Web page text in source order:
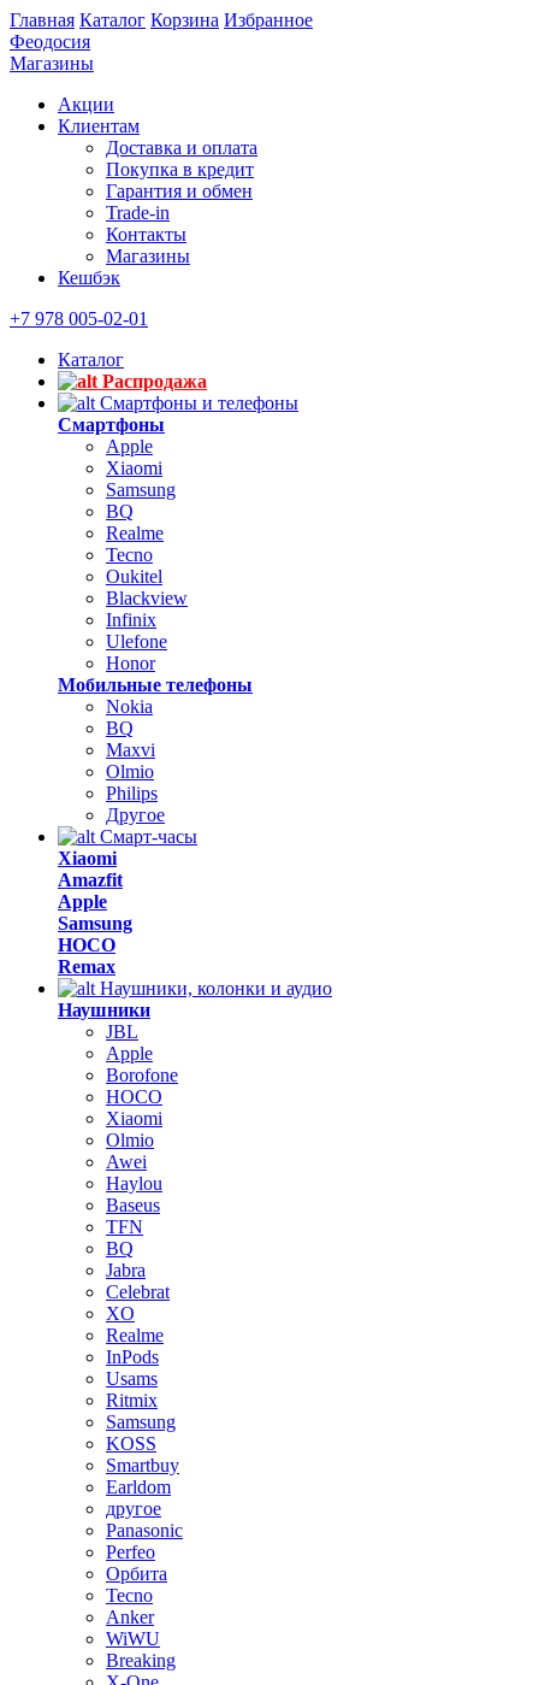
Главная Каталог Корзина Избранное
Феодосия
Магазины
Акции
Клиентам
Доставка и оплата
Покупка в кредит
Гарантия и обмен
Trade-in
Контакты
Магазины
Кешбэк
+7 978 005-02-01
Каталог
Распродажа
Смартфоны и телефоны
Смартфоны
Apple
Xiaomi
Samsung
BQ
Realme
Tecno
Oukitel
Blackview
Infinix
Ulefone
Honor
Мобильные телефоны
Nokia
BQ
Maxvi
Olmio
Philips
Другое
Смарт-часы
Xiaomi
Amazfit
Apple
Samsung
HOCO
Remax
Наушники, колонки и аудио
Наушники
JBL
Apple
Borofone
HOCO
Xiaomi
Olmio
Awei
Haylou
Baseus
TFN
BQ
Jabra
Celebrat
XO
Realme
InPods
Usams
Ritmix
Samsung
KOSS
Smartbuy
Earldom
другое
Panasonic
Perfeo
Орбита
Tecno
Anker
WiWU
Breaking